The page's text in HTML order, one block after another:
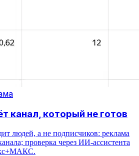
канал, который не готов
людей, а не подписчиков: реклама
проверка через ИИ-ассистента